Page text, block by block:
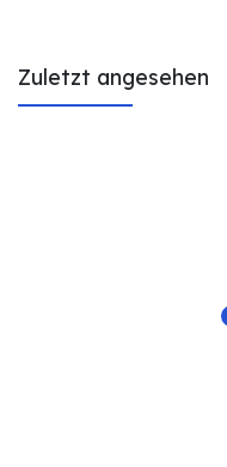
Zuletzt angesehen